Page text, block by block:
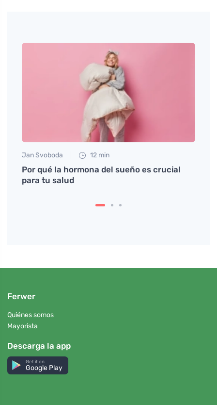
Jan Svoboda 12 min
Por qué la hormona del sueño es crucial
para tu salud
Ferwer
Quiénes somos
Mayorista
Descarga la app
Get it on
Google Play